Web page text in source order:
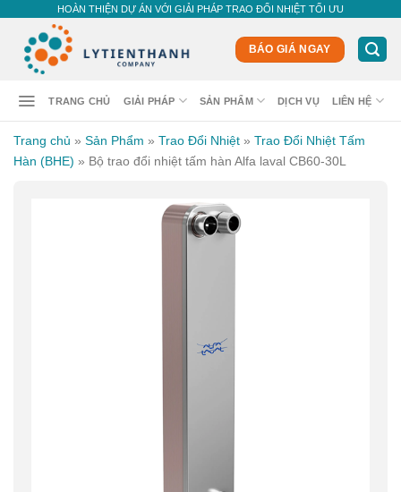
to
content
HOÀN THIỆN DỰ ÁN VỚI GIẢI PHÁP TRAO ĐỔI NHIỆT TỐI ƯU
BÁO GIÁ NGAY
TRANG CHỦ GIẢI PHÁP SẢN PHẨM DỊCH VỤ LIÊN HỆ
Trang chủ » Sản Phẩm » Trao Đổi Nhiệt » Trao Đổi Nhiệt Tấm
Hàn (BHE) » Bộ trao đổi nhiệt tấm hàn Alfa laval CB60-30L